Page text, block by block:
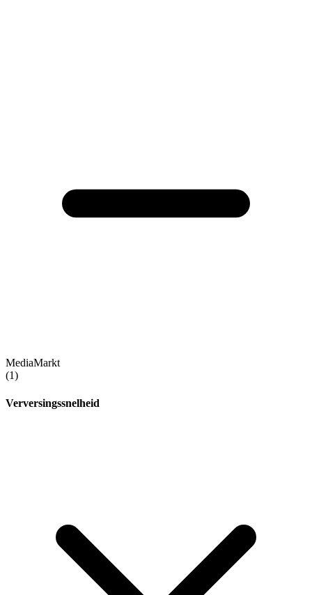
MediaMarkt
(1)
Verversingssnelheid